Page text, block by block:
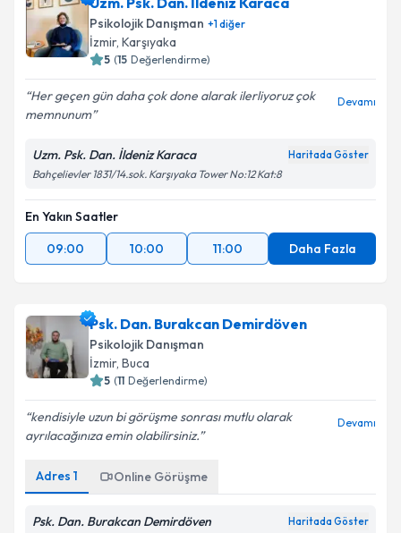
Psikolojik Danışman +1diğer
İzmir, Karşıyaka
5 (15 Değerlendirme)
Her geçen gün daha çok done alarak ilerliyoruz çok
memnunum
Devamı
Uzm. Psk. Dan. İldeniz Karaca Haritada Göster
Bahçelievler 1831/14.sok. Karşıyaka Tower No:12 Kat:8
En Yakın Saatler
09:00
10:00 11:00 Daha Fazla
Psk. Dan. Burakcan Demirdöven
Psikolojik Danışman
İzmir, Buca
5 (11 Değerlendirme)
kendisiyle uzun bi görüşme sonrası mutlu olarak
ayrılacağınıza emin olabilirsiniz.
Devamı
Adres 1 Online Görüşme
Psk. Dan. Burakcan Demirdöven Haritada Göster